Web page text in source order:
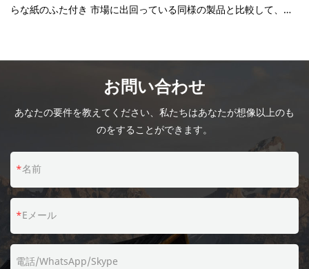
らな紙のふた付き 市場に出回っている同様の製品と比較して、性
合を修正し、継続的に改善します。カスタム ロゴ 85 オンスの使
い捨てフライド チキン紙バケツの仕様は、お客様のニーズに応じ
てカスタマイズできます。お問い合わせ
あなたの要件を教えてください、私たちはあなたが想像以上のも
のをすることができます。
名前
Eメール
電話/WhatsApp/Skype